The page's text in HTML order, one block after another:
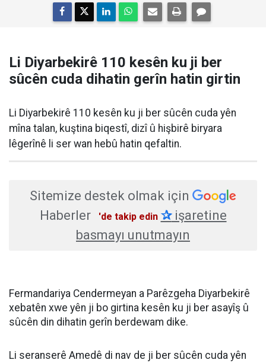
Li Diyarbekirê 110 kesên ku ji ber
sûcên cuda dihatin gerîn hatin girtin
Li Diyarbekirê 110 kesên ku ji ber sûcên cuda yên
mîna talan, kuştina biqestî, dizî û hişbirê biryara
lêgerînê li ser wan hebû hatin qefaltin.
Sitemize destek olmak için
Haberler
'de takip edin ✰işaretine
basmayı unutmayın
Fermandariya Cendermeyan a Parêzgeha Diyarbekirê
xebatên xwe yên ji bo girtina kesên ku ji ber asayîş û
sûcên din dihatin gerîn berdewam dike.
Li seranserê Amedê di nav de ji ber sûcên cuda yên